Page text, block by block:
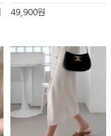
49,900원